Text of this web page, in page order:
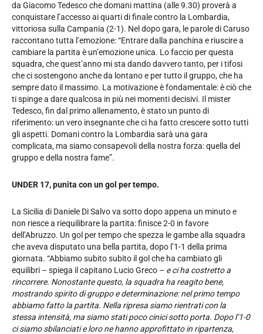
da Giacomo Tedesco che domani mattina (alle 9.30) proverà a
conquistare l’accesso ai quarti di finale contro la Lombardia,
vittoriosa sulla Campania (2-1). Nel dopo gara, le parole di Caruso
raccontano tutta l’emozione: “Entrare dalla panchina e riuscire a
cambiare la partita è un’emozione unica. Lo faccio per questa
squadra, che quest’anno mi sta dando davvero tanto, per i tifosi
che ci sostengono anche da lontano e per tutto il gruppo, che ha
sempre dato il massimo. La motivazione è fondamentale: è ciò che
ti spinge a dare qualcosa in più nei momenti decisivi. Il mister
Tedesco, fin dal primo allenamento, è stato un punto di
riferimento: un vero insegnante che ci ha fatto crescere sotto tutti
gli aspetti. Domani contro la Lombardia sarà una gara
complicata, ma siamo consapevoli della nostra forza: quella del
gruppo e della nostra fame”.
UNDER 17,punita con un gol per tempo.
La Sicilia di Daniele Di Salvo va sotto dopo appena un minuto e
non riesce a riequilibrare la partita: finisce 2-0 in favore
dell’Abruzzo. Un gol per tempo che spezza le gambe alla squadra
che aveva disputato una bella partita, dopo l’1-1 della prima
giornata. “Abbiamo subito subito il gol che ha cambiato gli
equilibri – spiega il capitano Lucio Greco – e ci ha costretto a
rincorrere. Nonostante questo, la squadra ha reagito bene,
mostrando spirito di gruppo e determinazione: nel primo tempo
abbiamo fatto la partita. Nella ripresa siamo rientrati con la
stessa intensità, ma siamo stati poco cinici sotto porta. Dopo l’1-0
ci siamo sbilanciati e loro ne hanno approfittato in ripartenza,